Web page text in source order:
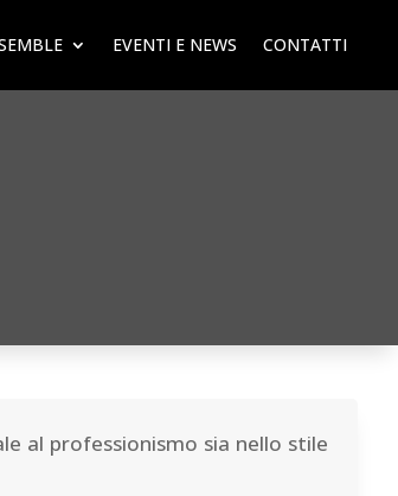
EVENTI E NEWS CONTATTI
al professionismo sia nello stile